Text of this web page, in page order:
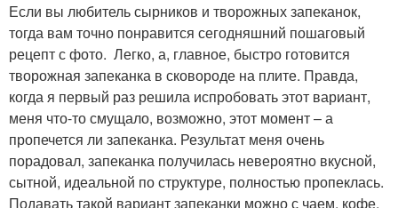
Если вы любитель сырников и творожных запеканок,
тогда вам точно понравится сегодняшний пошаговый
рецепт с фото. Легко, а, главное, быстро готовится
творожная запеканка в сковороде на плите. Правда,
когда я первый раз решила испробовать этот вариант,
меня что-то смущало, возможно, этот момент – а
пропечется ли запеканка. Результат меня очень
порадовал, запеканка получилась невероятно вкусной,
сытной, идеальной по структуре, полностью пропеклась.
Подавать такой вариант запеканки можно с чаем, кофе,